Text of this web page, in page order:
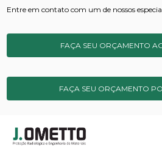
Entre em contato com um de nossos
FAÇA SEU ORÇAMENTO
FAÇA SEU ORÇAMENTO